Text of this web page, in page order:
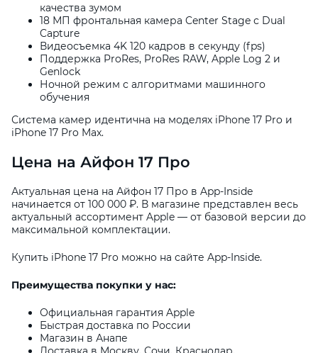
качества зумом
18 МП фронтальная камера Center Stage с Dual
Capture
Видеосъемка 4K 120 кадров в секунду (fps)
Поддержка ProRes, ProRes RAW, Apple Log 2 и
Genlock
Ночной режим с алгоритмами машинного
обучения
Система камер идентична на моделях iPhone 17 Pro и
iPhone 17 Pro Max.
Цена на Айфон 17 Про
Актуальная цена на Айфон 17 Про в App-Inside
начинается от 100 000 ₽. В магазине представлен весь
актуальный ассортимент Apple — от базовой версии до
максимальной комплектации.
Купить iPhone 17 Pro можно на сайте App-Inside.
Преимущества покупки у нас:
Официальная гарантия Apple
Быстрая доставка по России
Магазин в Анапе